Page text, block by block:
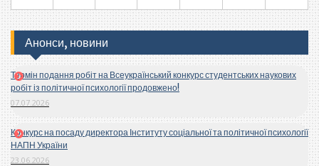
Анонси, новини
Термін подання робіт на Всеукраїнський конкурс студентських наукових
робіт із політичної психології продовжено!
07.07.2026
Конкурс на посаду директора Інституту соціальної та політичної психології
НАПН України
23.06.2026